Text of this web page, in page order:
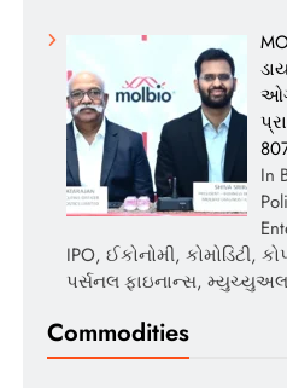
In
IPO, ઈકોનોમી, કોમોડિટી,
પર્સનલ ફાઇનાન્સ,
Commodities